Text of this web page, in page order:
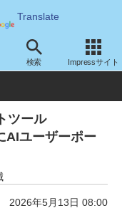
Translate
検索 Impressサイト
ビス 運用・監視
ツール
AIユーザーポー
2026年5月13日 08:00